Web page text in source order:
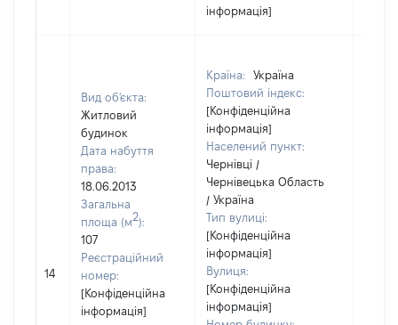
інформація]
14
Вид об'єкта:
Житловий
будинок
Дата набуття
права:
18.06.2013
Загальна
площа (м2):
107
Реєстраційний
номер:
[Конфіденційна
інформація]
Країна:
Україна
Поштовий індекс:
[Конфіденційна
інформація]
Населений пункт:
Чернівці /
Чернівецька Область
/ Україна
Тип вулиці:
[Конфіденційна
інформація]
Вулиця:
[Конфіденційна
інформація]